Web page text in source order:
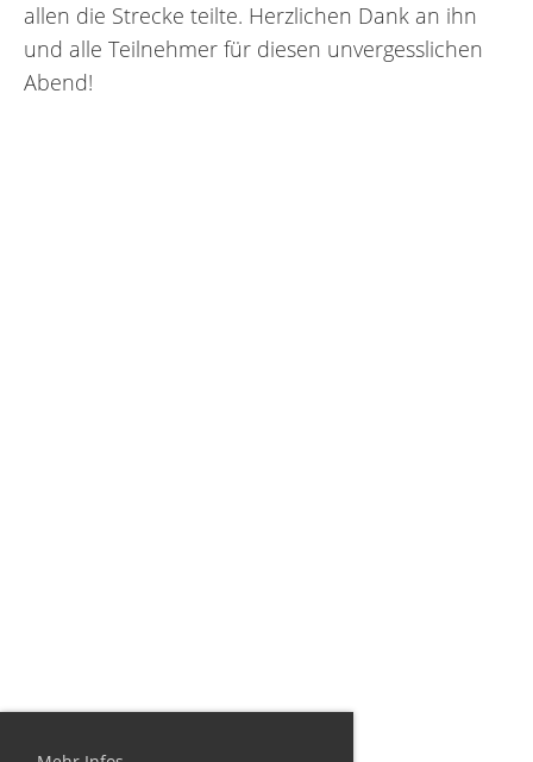
allen die Strecke teilte. Herzlichen Dank an ihn
und alle Teilnehmer für diesen unvergesslichen
Abend!